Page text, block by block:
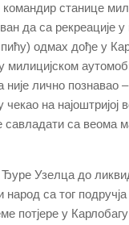
командир станице
да са рекреације
одмах дође у
милицијском
није лично познавао
на најоштријој
савладати са веома
Узелца до
народ са тог
потјере у